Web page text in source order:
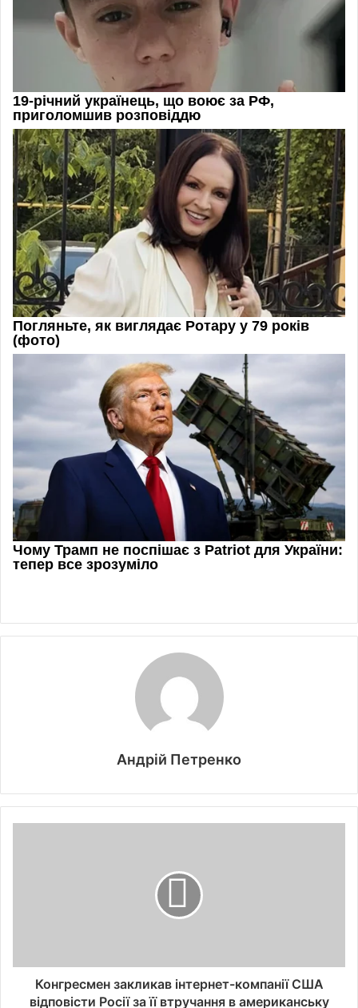
Андрій Петренко
Конгресмен закликав інтернет-компанії США
відповісти Росії за її втручання в американську